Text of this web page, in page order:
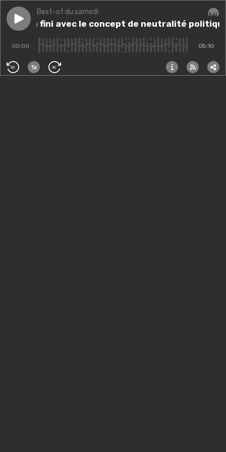
Play episodeTwitter en a fini avec le concept de neutralité
Best-of du samedi
en a fini avec le concept de neutralité
00:00 05:10
30 1x 30